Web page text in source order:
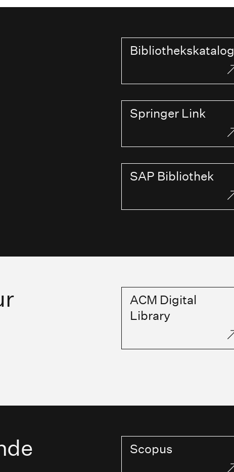
Bibliothekskatalog
Springer Link
SAP Bibliothek
ACM Digital
Library
Scopus